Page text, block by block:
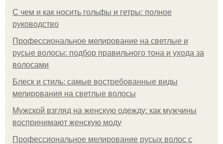
С чем и как носить гольфы и гетры: полное
руководство
Профессиональное мелирование на светлые и
русые волосы: подбор правильного тона и ухода за
волосами
Блеск и стиль: самые востребованные виды
мелирования на светлые волосы
Мужской взгляд на женскую одежду: как мужчины
воспринимают женскую моду
Профессиональное мелирование русых волос с